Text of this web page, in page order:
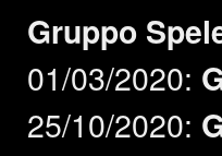
Gruppo
01/03/2020:
25/10/2020: